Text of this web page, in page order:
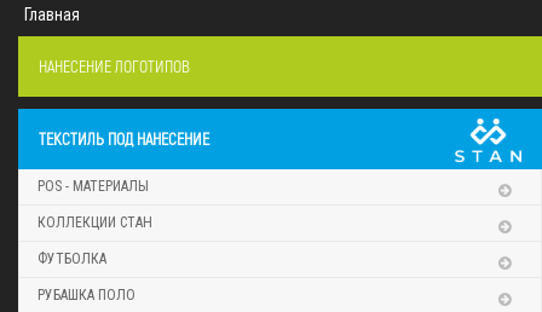
Главная
НАНЕСЕНИЕ ЛОГОТИПОВ
ТЕКСТИЛЬ ПОД НАНЕСЕНИЕ
POS - МАТЕРИАЛЫ
КОЛЛЕКЦИИ СТАН
ФУТБОЛКА
РУБАШКА ПОЛО